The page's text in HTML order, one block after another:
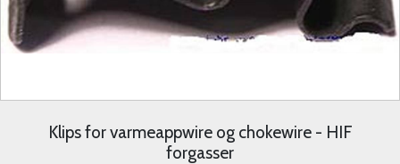
Klips for varmeappwire og chokewire - HIF
forgasser